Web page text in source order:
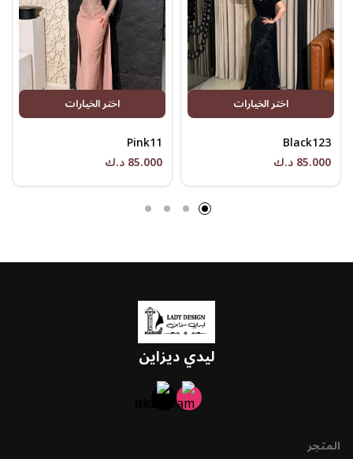
اختر الخيارات
Black123
85.000 د.ك
اختر الخيارات
Pink11
85.000 د.ك
ليدي ديزاين
المتجر